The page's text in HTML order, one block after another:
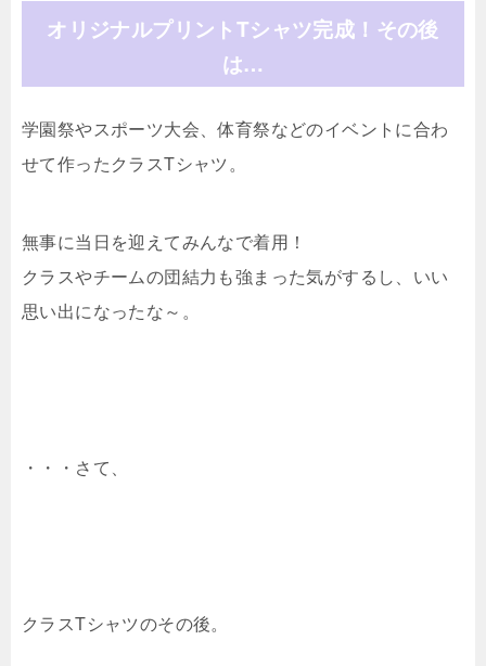
オリジナルプリントTシャツ完成！その後
は…
学園祭やスポーツ大会、体育祭などのイベントに合わ
せて作ったクラスTシャツ。
無事に当日を迎えてみんなで着用！
クラスやチームの団結力も強まった気がするし、いい
思い出になったな～。
・・・さて、
クラスTシャツのその後。